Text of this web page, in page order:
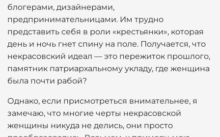
блогерами, дизайнерами,
предпринимательницами. Им трудно
представить себя в роли «крестьянки», которая
день и ночь гнет спину на поле. Получается, что
некрасовский идеал — это пережиток прошлого,
памятник патриархальному укладу, где женщина
была почти рабой?
Однако, если присмотреться внимательнее, я
замечаю, что многие черты некрасовской
женщины никуда не делись, они просто